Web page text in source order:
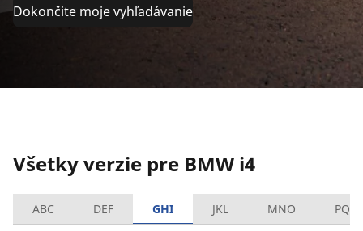
Dokončite moje vyhľadávanie
Všetky verzie pre BMW i4
ABC DEF GHI JKL MNO PQRS